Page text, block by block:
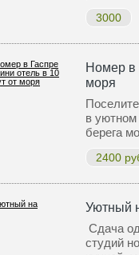
3000
Номер в
моря
в уютном
берега
2400
Уютный
Сдача
студий